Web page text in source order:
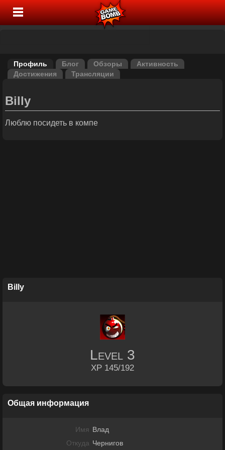
Профиль Блог Обзоры
Активность
Достижения
Трансляции
Billy
Люблю посидеть в компе
Billy
Level 3
XP 145/192
Общая информация
Имя Влад
Откуда Чернигов